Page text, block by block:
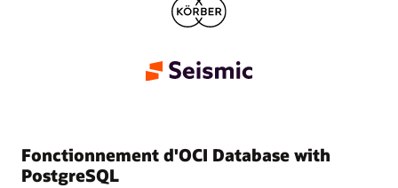
Fonctionnement d'OCI Database with
PostgreSQL